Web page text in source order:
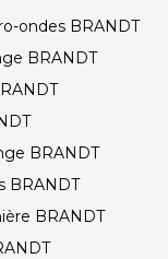
ondes BRANDT
BRANDT
BRANDT
BRANDT
BRANDT